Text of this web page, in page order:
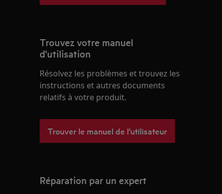
Trouvez votre manuel
d'utilisation
Résolvez les problèmes et trouvez les
instructions et autres documents
relatifs à votre produit.
Trouver le manuel de l'utilisateur
Réparation par un expert